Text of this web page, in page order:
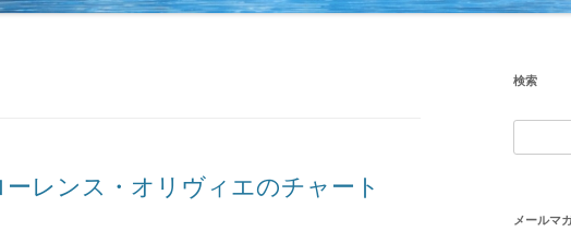
レンス・オリヴィエのチャート
検索
索
メールマ